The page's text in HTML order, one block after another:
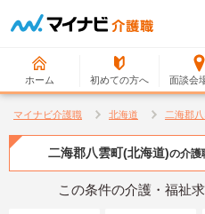
ホーム 初めての方へ 面談会
マイナビ介護職 北海道 二海郡
二海郡八雲町(北海道)の介護
この条件の介護・福祉